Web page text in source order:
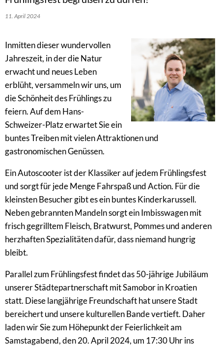
11. April 2024
Inmitten dieser wundervollen
Jahreszeit, in der die Natur
erwacht und neues Leben
erblüht, versammeln wir uns, um
die Schönheit des Frühlings zu
feiern. Auf dem Hans-
Schweizer-Platz erwartet Sie ein
buntes Treiben mit vielen Attraktionen und
gastronomischen Genüssen.
Ein Autoscooter ist der Klassiker auf jedem Frühlingsfest
und sorgt für jede Menge Fahrspaß und Action. Für die
kleinsten Besucher gibt es ein buntes Kinderkarussell.
Neben gebrannten Mandeln sorgt ein Imbisswagen mit
frisch gegrilltem Fleisch, Bratwurst, Pommes und anderen
herzhaften Spezialitäten dafür, dass niemand hungrig
bleibt.
Parallel zum Frühlingsfest findet das 50-jährige Jubiläum
unserer Städtepartnerschaft mit Samobor in Kroatien
statt. Diese langjährige Freundschaft hat unsere Stadt
bereichert und unsere kulturellen Bande vertieft. Daher
laden wir Sie zum Höhepunkt der Feierlichkeit am
Samstagabend, den 20. April 2024, um 17:30 Uhr ins